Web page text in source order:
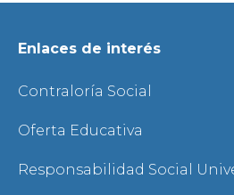
Enlaces de interés
Contraloría Social
Oferta Educativa
Responsabilidad Social